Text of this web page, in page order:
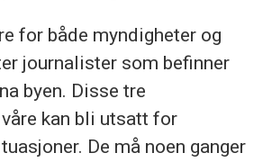
for både myndigheter og
journalister som befinner
byen. Disse tre
kan bli utsatt for
De må noen ganger